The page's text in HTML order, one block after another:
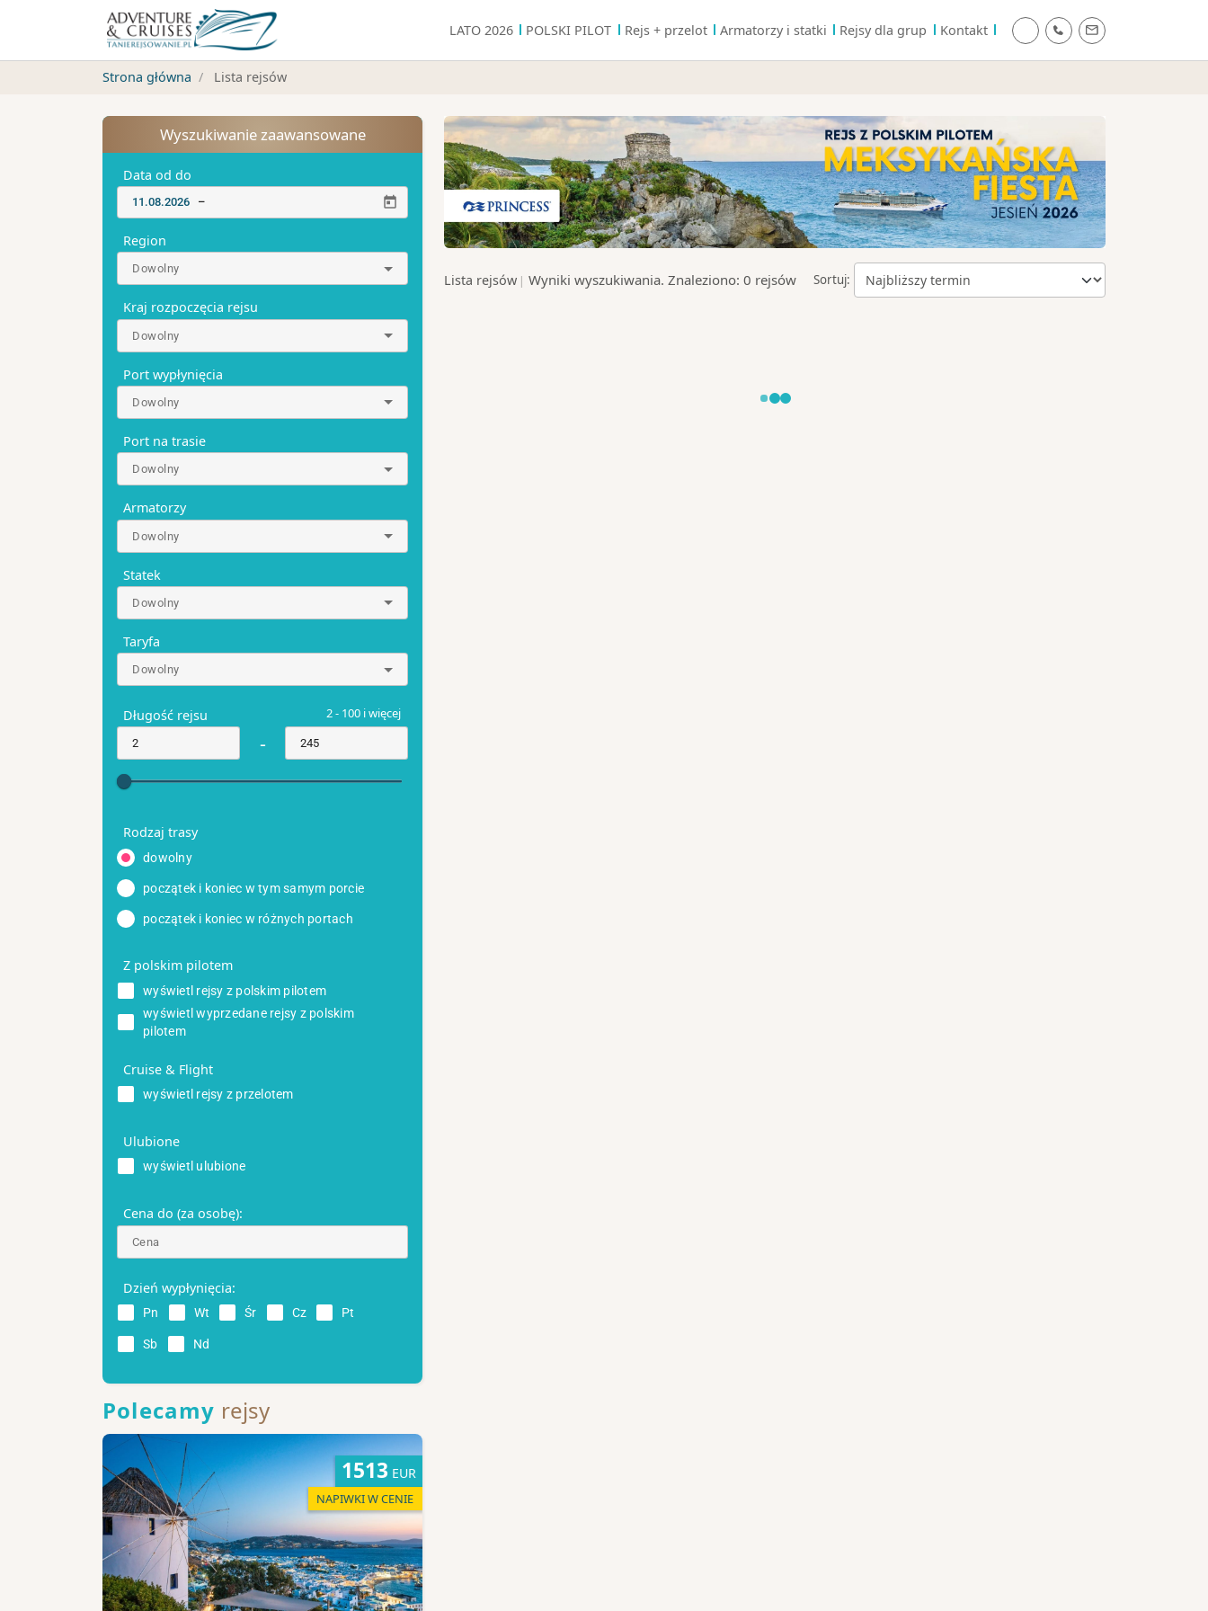
LATO 2026 POLSKI PILOT Rejs + przelot Armatorzy i statki Rejsy dla grup Kontakt
Strona główna Lista rejsów
Wyszukiwanie zaawansowane
Data od do
–
Region
Dowolny
Kraj rozpoczęcia rejsu
Dowolny
Port wypłynięcia
Dowolny
Port na trasie
Dowolny
Armatorzy
Dowolny
Statek
Dowolny
Taryfa
Dowolny
Długość rejsu 2 - 100 i więcej
-
Rodzaj trasy
dowolny
początek i koniec w tym samym porcie
początek i koniec w różnych portach
Z polskim pilotem
wyświetl rejsy z polskim pilotem
wyświetl wyprzedane rejsy z polskim
pilotem
Cruise & Flight
wyświetl rejsy z przelotem
Ulubione
wyświetl ulubione
Cena do (za osobę):
Dzień wypłynięcia:
Pn Wt Śr Cz Pt
Sb Nd
Polecamy rejsy
1513 EUR
NAPIWKI W CENIE
Lista rejsów | Wyniki wyszukiwania.Znaleziono:0 rejsów Sortuj: